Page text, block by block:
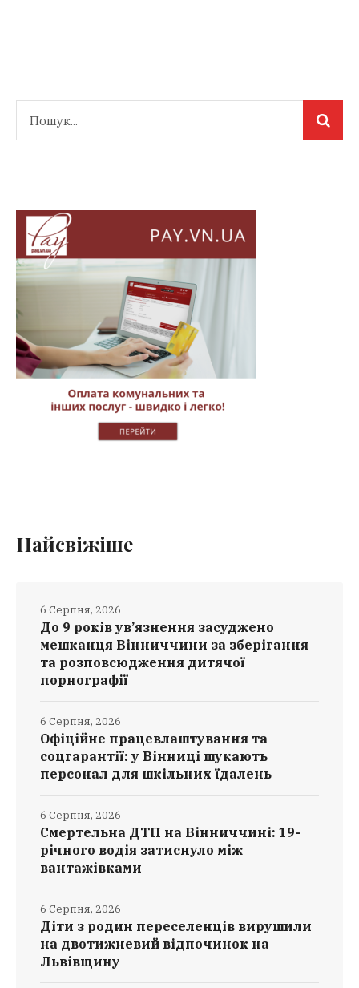
Найсвіжіше
До 9 років ув’язнення засуджено
мешканця Вінниччини за зберігання
та розповсюдження дитячої
порнографії
6 Серпня, 2026
Офіційне працевлаштування та
соцгарантії: у Вінниці шукають
персонал для шкільних їдалень
6 Серпня, 2026
Смертельна ДТП на Вінниччині: 19-
річного водія затиснуло між
вантажівками
6 Серпня, 2026
Діти з родин переселенців вирушили
на двотижневий відпочинок на
Львівщину
6 Серпня, 2026